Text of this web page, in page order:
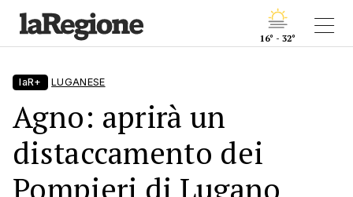
16° - 32°
laR+ LUGANESE
Agno: aprirà un
distaccamento dei
Pompieri di Lugano